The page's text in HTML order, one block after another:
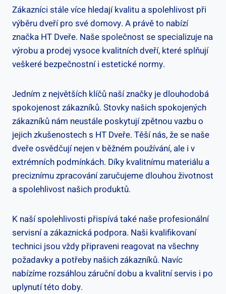
Zákazníci stále více hledají kvalitu a spolehlivost při
výběru dveří pro své domovy. A právě to nabízí
značka HT Dveře. Naše společnost se specializuje na
výrobu a prodej vysoce kvalitních dveří, které splňují
veškeré bezpečnostní i estetické normy.
Jedním z největších klíčů naší značky je dlouhodobá
spokojenost zákazníků. Stovky našich spokojených
zákazníků nám neustále poskytují zpětnou vazbu o
jejich zkušenostech s HT Dveře. Těší nás, že se naše
dveře osvědčují nejen v běžném používání, ale i v
extrémních podmínkách. Díky kvalitnímu materiálu a
preciznímu zpracování zaručujeme dlouhou životnost
a spolehlivost našich produktů.
K naší spolehlivosti přispívá také naše profesionální
servisní a zákaznická podpora. Naši kvalifikovaní
technici jsou vždy připraveni reagovat na všechny
požadavky a potřeby našich zákazníků. Navíc
nabízíme rozsáhlou záruční dobu a kvalitní servis i po
uplynutí této doby.